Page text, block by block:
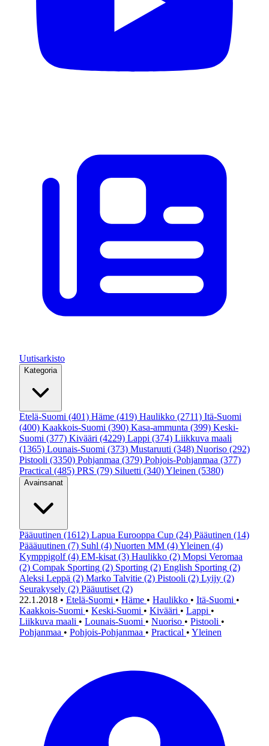
Uutisarkisto
Kategoria
Etelä-Suomi (401) Häme (419) Haulikko (2711) Itä-Suomi
(400) Kaakkois-Suomi (390) Kasa-ammunta (399) Keski-
Suomi (377) Kivääri (4229) Lappi (374) Liikkuva maali
(1365) Lounais-Suomi (373) Mustaruuti (348) Nuoriso (292)
Pistooli (3350) Pohjanmaa (379) Pohjois-Pohjanmaa (377)
Practical (485) PRS (79) Siluetti (340)Yleinen (5380)
Avainsanat
Pääuutinen (1612) Lapua Eurooppa Cup (24) Pääutinen (14)
Päääuutinen (7) Suhl (4) Nuorten MM (4)Yleinen (4)
Kymppigolf (4) EM-kisat (3) Haulikko (2) Mopsi Veromaa
(2) Compak Sporting (2) Sporting (2) English Sporting (2)
Aleksi Leppä (2) Marko Talvitie (2) Pistooli (2) Lyijy (2)
Seurakysely (2) Pääuutiset (2)
22.1.2018 • Etelä-Suomi • Häme • Haulikko • Itä-Suomi •
Kaakkois-Suomi • Keski-Suomi • Kivääri • Lappi •
Liikkuva maali • Lounais-Suomi • Nuoriso • Pistooli •
Pohjanmaa • Pohjois-Pohjanmaa • Practical • Yleinen